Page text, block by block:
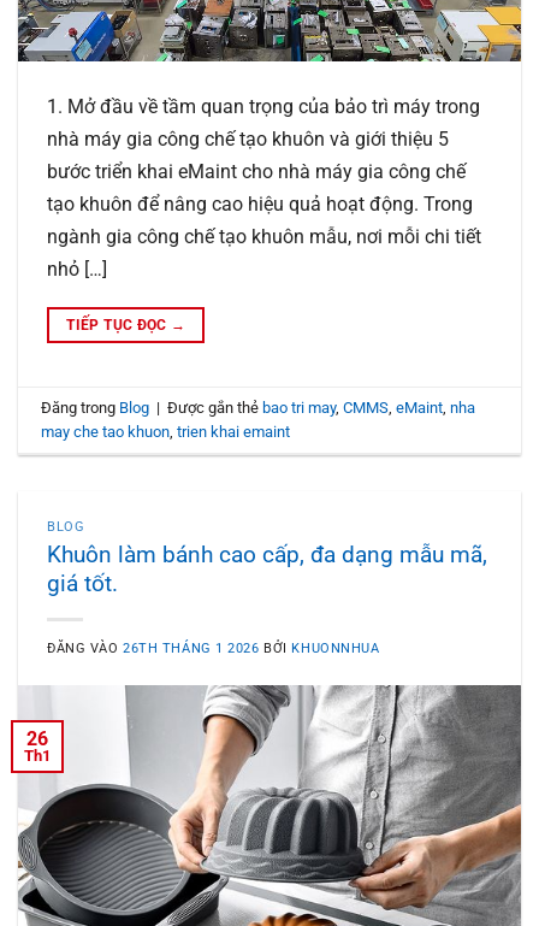
1. Mở đầu về tầm quan trọng của bảo trì máy trong
nhà máy gia công chế tạo khuôn và giới thiệu 5
bước triển khai eMaint cho nhà máy gia công chế
tạo khuôn để nâng cao hiệu quả hoạt động. Trong
ngành gia công chế tạo khuôn mẫu, nơi mỗi chi tiết
nhỏ […]
TIẾP TỤC ĐỌC →
Đăng trong Blog | Được gắn thẻbao tri may,CMMS ,eMaint ,nha
may che tao khuon ,trien khai emaint
BLOG
Khuôn làm bánh cao cấp, đa dạng mẫu mã,
giá tốt.
ĐĂNG VÀO26TH THÁNG 1 2026 BỞIKHUONNHUA
26
Th1